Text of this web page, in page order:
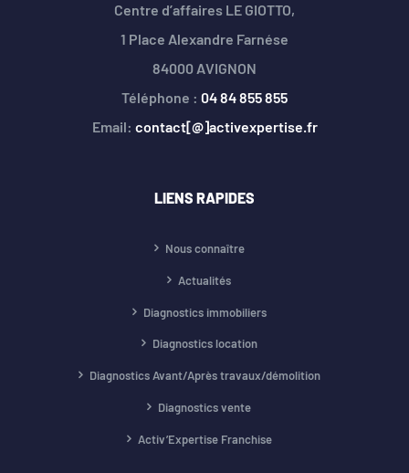
Centre d’affaires LE GIOTTO,
1 Place Alexandre Farnése
84000 AVIGNON
Téléphone : 04 84 855 855
Email: contact[@]activexpertise.fr
LIENS RAPIDES
Nous connaître
Actualités
Diagnostics immobiliers
Diagnostics location
Diagnostics Avant/Après travaux/démolition
Diagnostics vente
Activ’Expertise Franchise